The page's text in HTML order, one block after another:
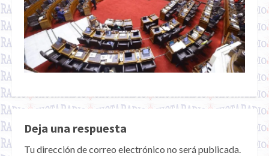
Deja una respuesta
Tu dirección de correo electrónico no será publicada.